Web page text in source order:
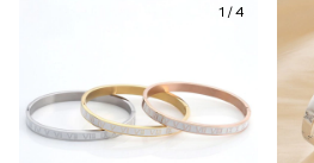
1 /4